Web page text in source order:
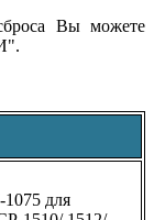
Вы можете
для